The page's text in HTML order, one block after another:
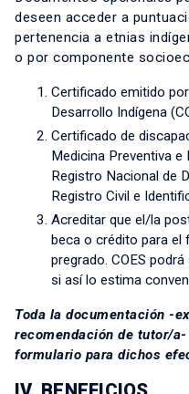
deseen acceder a
pertenencia a etnias
o por componente
Certificado emitido
Desarrollo Indígena
Certificado de
Medicina Preventiva e
Registro Nacional de
Registro Civil e
Acreditar que el/la
beca o crédito para el
pregrado. COES
si así lo estima
Toda la documentación -
recomendación de tutor/
formulario para dichos